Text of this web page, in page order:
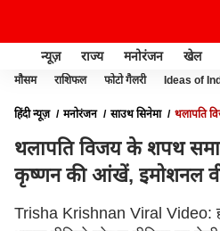
न्यूज़ राज्य मनोरंजन खेल
मौसम राशिफल फोटो गैलरी Ideas of
हिंदी न्यूज़ मनोरंजन साउथ सिनेमा
थलापति
थलापति विजय के शपथ
कृष्णन की आंखें, इमोशनल
Trisha Krishnan Viral Video: